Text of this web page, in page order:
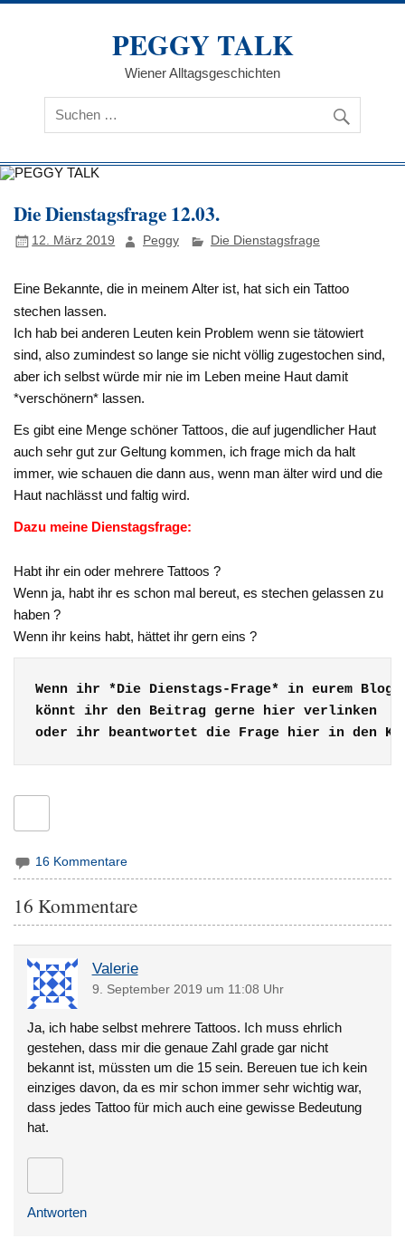
Zum
PEGGY TALK
Wiener Alltagsgeschichten
Die Dienstagsfrage 12.03.
12. März 2019 Peggy Die Dienstagsfrage
Eine Bekannte, die in meinem Alter ist, hat sich ein Tattoo
stechen lassen.
Ich hab bei anderen Leuten kein Problem wenn sie tätowiert
sind, also zumindest so lange sie nicht völlig zugestochen sind,
aber ich selbst würde mir nie im Leben meine Haut damit
*verschönern* lassen.
Es gibt eine Menge schöner Tattoos, die auf jugendlicher Haut
auch sehr gut zur Geltung kommen, ich frage mich da halt
immer, wie schauen die dann aus, wenn man älter wird und die
Haut nachlässt und faltig wird.
Dazu meine Dienstagsfrage:
Habt ihr ein oder mehrere Tattoos ?
Wenn ja, habt ihr es schon mal bereut, es stechen gelassen zu
haben ?
Wenn ihr keins habt, hättet ihr gern eins ?
Wenn ihr *Die Dienstags-Frage* in eurem
könnt ihr den Beitrag gerne hier verlinken
oder ihr beantwortet die Frage hier in den
16 Kommentare
16 Kommentare
Valerie
9. September 2019 um 11:08 Uhr
Ja, ich habe selbst mehrere Tattoos. Ich muss ehrlich
gestehen, dass mir die genaue Zahl grade gar nicht
bekannt ist, müssten um die 15 sein. Bereuen tue ich kein
einziges davon, da es mir schon immer sehr wichtig war,
dass jedes Tattoo für mich auch eine gewisse Bedeutung
hat.
Antworten